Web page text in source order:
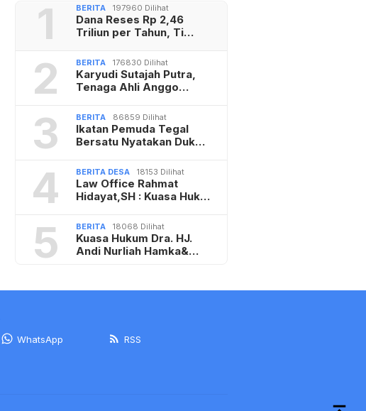
1 BERITA 197960 Dilihat
Dana Reses Rp 2,46
Triliun per Tahun, Ti…
2 BERITA 176830 Dilihat
Karyudi Sutajah Putra,
Tenaga Ahli Anggo…
3 BERITA 86859 Dilihat
Ikatan Pemuda Tegal
Bersatu Nyatakan Duk…
4 BERITA DESA 18153 Dilihat
Law Office Rahmat
Hidayat,SH : Kuasa Huk…
5 BERITA 18068 Dilihat
Kuasa Hukum Dra. HJ.
Andi Nurliah Hamka&…
WhatsApp RSS